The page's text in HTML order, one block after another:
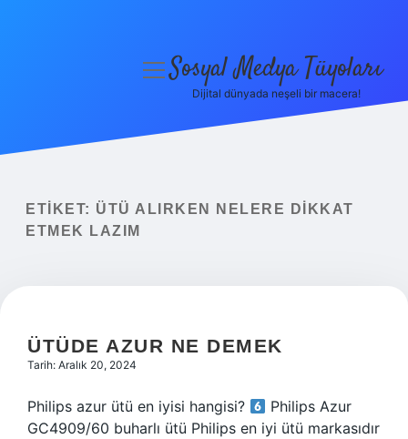
Yasal Uyarı
menüyüSosyal Medya Tüyoları
Dijital dünyada neşeli bir macera!
ETIKET: ÜTÜ ALIRKEN NELERE DIKKAT
ETMEK LAZIM
ÜTÜDE AZUR NE DEMEK
Tarih: Aralık 20, 2024
Philips azur ütü en iyisi hangisi?
Philips Azur
GC4909/60 buharlı ütü Philips en iyi ütü markasıdır